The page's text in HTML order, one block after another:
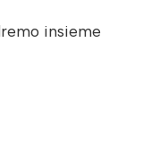
insieme